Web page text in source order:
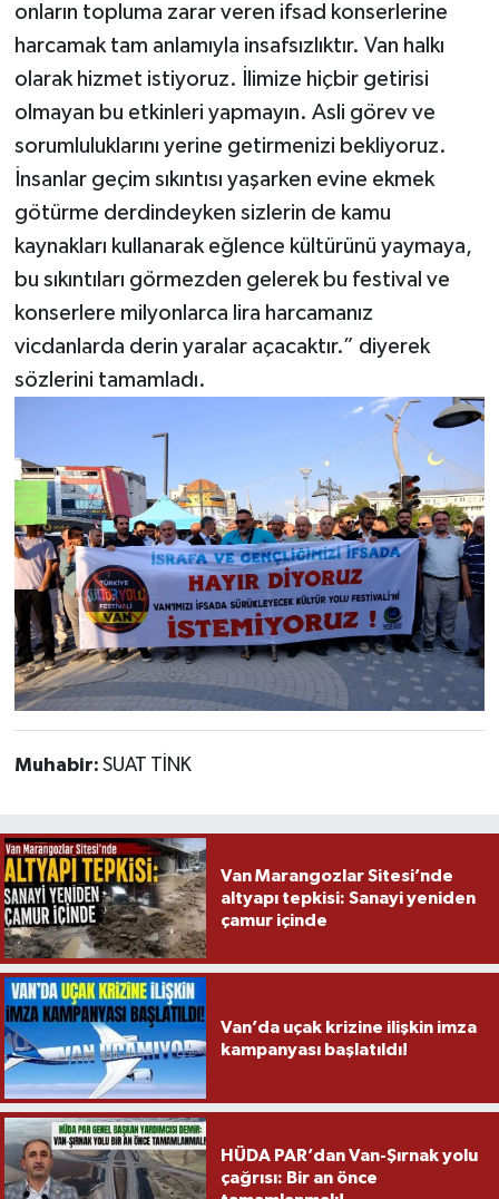
onların topluma zarar veren ifsad konserlerine
harcamak tam anlamıyla insafsızlıktır. Van halkı
olarak hizmet istiyoruz. İlimize hiçbir getirisi
olmayan bu etkinleri yapmayın. Asli görev ve
sorumluluklarını yerine getirmenizi bekliyoruz.
İnsanlar geçim sıkıntısı yaşarken evine ekmek
götürme derdindeyken sizlerin de kamu
kaynakları kullanarak eğlence kültürünü yaymaya,
bu sıkıntıları görmezden gelerek bu festival ve
konserlere milyonlarca lira harcamanız
vicdanlarda derin yaralar açacaktır.” diyerek
sözlerini tamamladı.
Muhabir: SUAT TİNK
Van Marangozlar Sitesi’nde
altyapı tepkisi: Sanayi yeniden
çamur içinde
Van’da uçak krizine ilişkin imza
kampanyası başlatıldı!
HÜDA PAR’dan Van-Şırnak yolu
çağrısı: Bir an önce